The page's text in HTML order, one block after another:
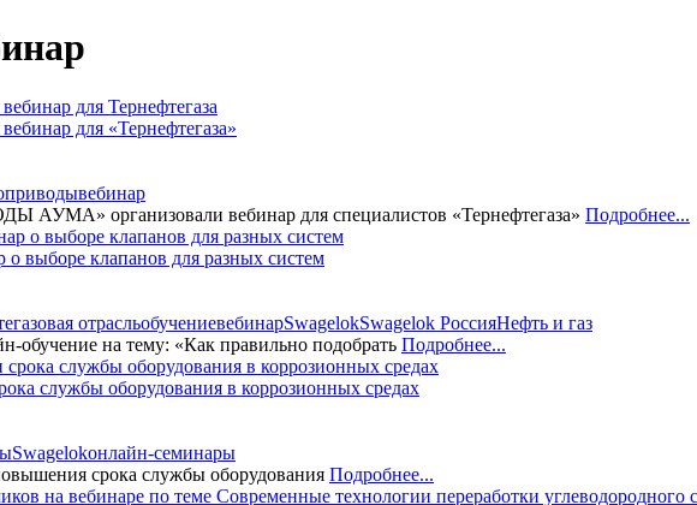
для «Тернефтегаза»
вебинар
АУМА» организовали вебинар для специалистов «Тернефтегаза» Подробнее...
выборе клапанов для разных систем
отрасльобучениевебинарSwagelokSwagelok РоссияНефть и газ
обучение на тему: «Как правильно подобрать Подробнее...
службы оборудования в коррозионных средах
Swagelokонлайн-семинары
срока службы оборудования Подробнее...